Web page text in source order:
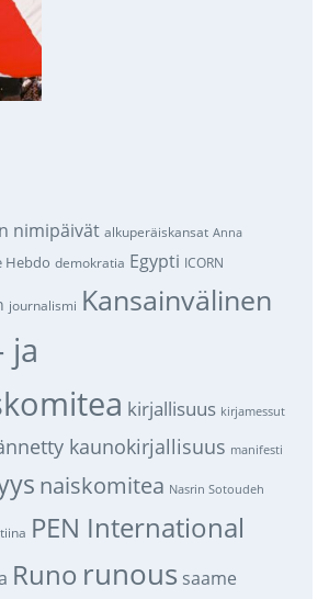
nimipäivät alkuperäiskansat Anna
Hebdo demokratia Egypti ICORN
journalismi Kansainvälinen
ja
kirjallisuus kirjamessut
kaunokirjallisuus manifesti
naiskomitea Nasrin Sotoudeh
PEN International
Runo runous saame